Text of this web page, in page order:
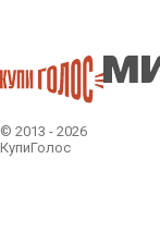
© 2013 - 2026
КупиГолос